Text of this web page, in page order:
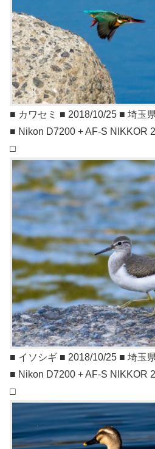
■ カワセミ ■ 2018/10/25 ■ 埼玉
■ Nikon D7200 + AF-S NIKKOR
□
■ イソシギ ■ 2018/10/25 ■ 埼玉
■ Nikon D7200 + AF-S NIKKOR
□